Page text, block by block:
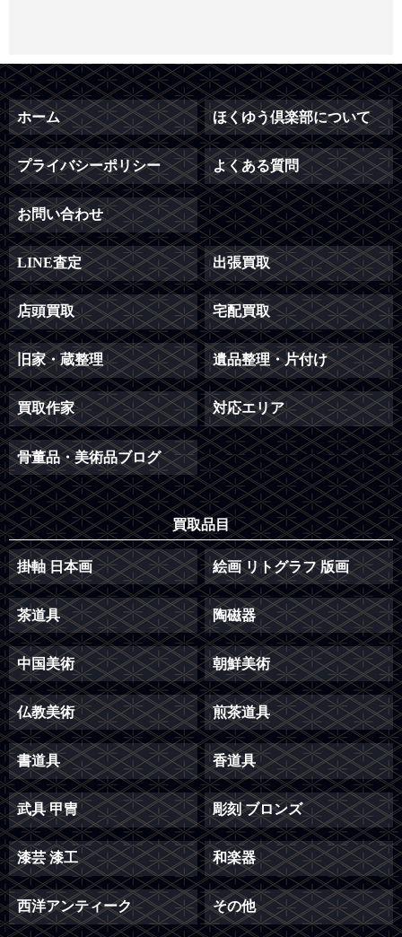
ホーム ほくゆう倶楽部について
プライバシーポリシー よくある質問
お問い合わせ
LINE査定 出張買取
店頭買取 宅配買取
旧家・蔵整理 遺品整理・片付け
買取作家 対応エリア
骨董品・美術品ブログ
買取品目
掛軸 日本画 絵画 リトグラフ 版画
茶道具 陶磁器
中国美術 朝鮮美術
仏教美術 煎茶道具
書道具 香道具
武具 甲冑 彫刻 ブロンズ
漆芸 漆工 和楽器
西洋アンティーク その他